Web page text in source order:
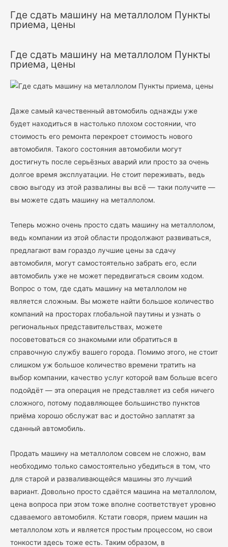
Где сдать машину на металлолом Пункты
приема, цены
Где сдать машину на металлолом Пункты
приема, цены
Даже самый качественный автомобиль однажды уже
будет находиться в настолько плохом состоянии, что
стоимость его ремонта перекроет стоимость нового
автомобиля. Такого состояния автомобили могут
достигнуть после серьёзных аварий или просто за очень
долгое время эксплуатации. Не стоит переживать, ведь
свою выгоду из этой развалины вы всё — таки получите —
вы можете сдать машину на металлолом.
Теперь можно очень просто сдать машину на металлолом,
ведь компании из этой области продолжают развиваться,
предлагают вам гораздо лучшие цены за сдачу
автомобиля, могут самостоятельно забрать его, если
автомобиль уже не может передвигаться своим ходом.
Вопрос о том, где сдать машину на металлолом не
является сложным. Вы можете найти большое количество
компаний на просторах глобальной паутины и узнать о
региональных представительствах, можете
посоветоваться со знакомыми или обратиться в
справочную службу вашего города. Помимо этого, не стоит
слишком уж большое количество времени тратить на
выбор компании, качество услуг которой вам больше всего
подойдёт — эта операция не представляет из себя ничего
сложного, потому подавляющее большинство пунктов
приёма хорошо обслужат вас и достойно заплатят за
сданный автомобиль.
Продать машину на металлолом совсем не сложно, вам
необходимо только самостоятельно убедиться в том, что
для старой и разваливающейся машины это лучший
вариант. Довольно просто сдаётся машина на металлолом,
цена вопроса при этом тоже вполне соответствует уровню
сдаваемого автомобиля. Кстати говоря, прием машин на
металлолом хоть и является простым процессом, но свои
тонкости здесь тоже есть. Таким образом, в